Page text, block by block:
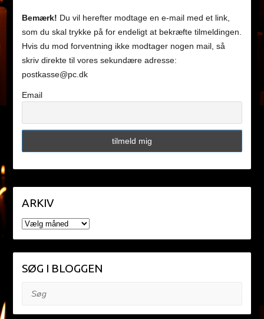
Bemærk! Du vil herefter modtage en e-mail med et link,
som du skal trykke på for endeligt at bekræfte tilmeldingen.
Hvis du mod forventning ikke modtager nogen mail, så
skriv direkte til vores sekundære adresse:
postkasse@pc.dk
Email
ARKIV
ARKIV
SØG I BLOGGEN
Søg